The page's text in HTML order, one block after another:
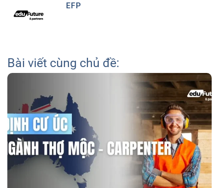
EFP
Bài viết cùng chủ đề: